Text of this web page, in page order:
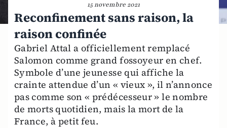
15 novembre 2021
Reconfinement sans raison, la
raison confinée
Gabriel Attal a officiellement remplacé
Salomon comme grand fossoyeur en chef.
Symbole d’une jeunesse qui affiche la
crainte attendue d’un « vieux », il n’annonce
pas comme son « prédécesseur » le nombre
de morts quotidien, mais la mort de la
France, à petit feu.